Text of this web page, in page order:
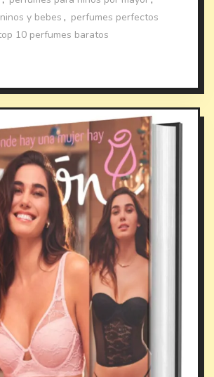
y bebes , perfumes perfectos
10 perfumes baratos